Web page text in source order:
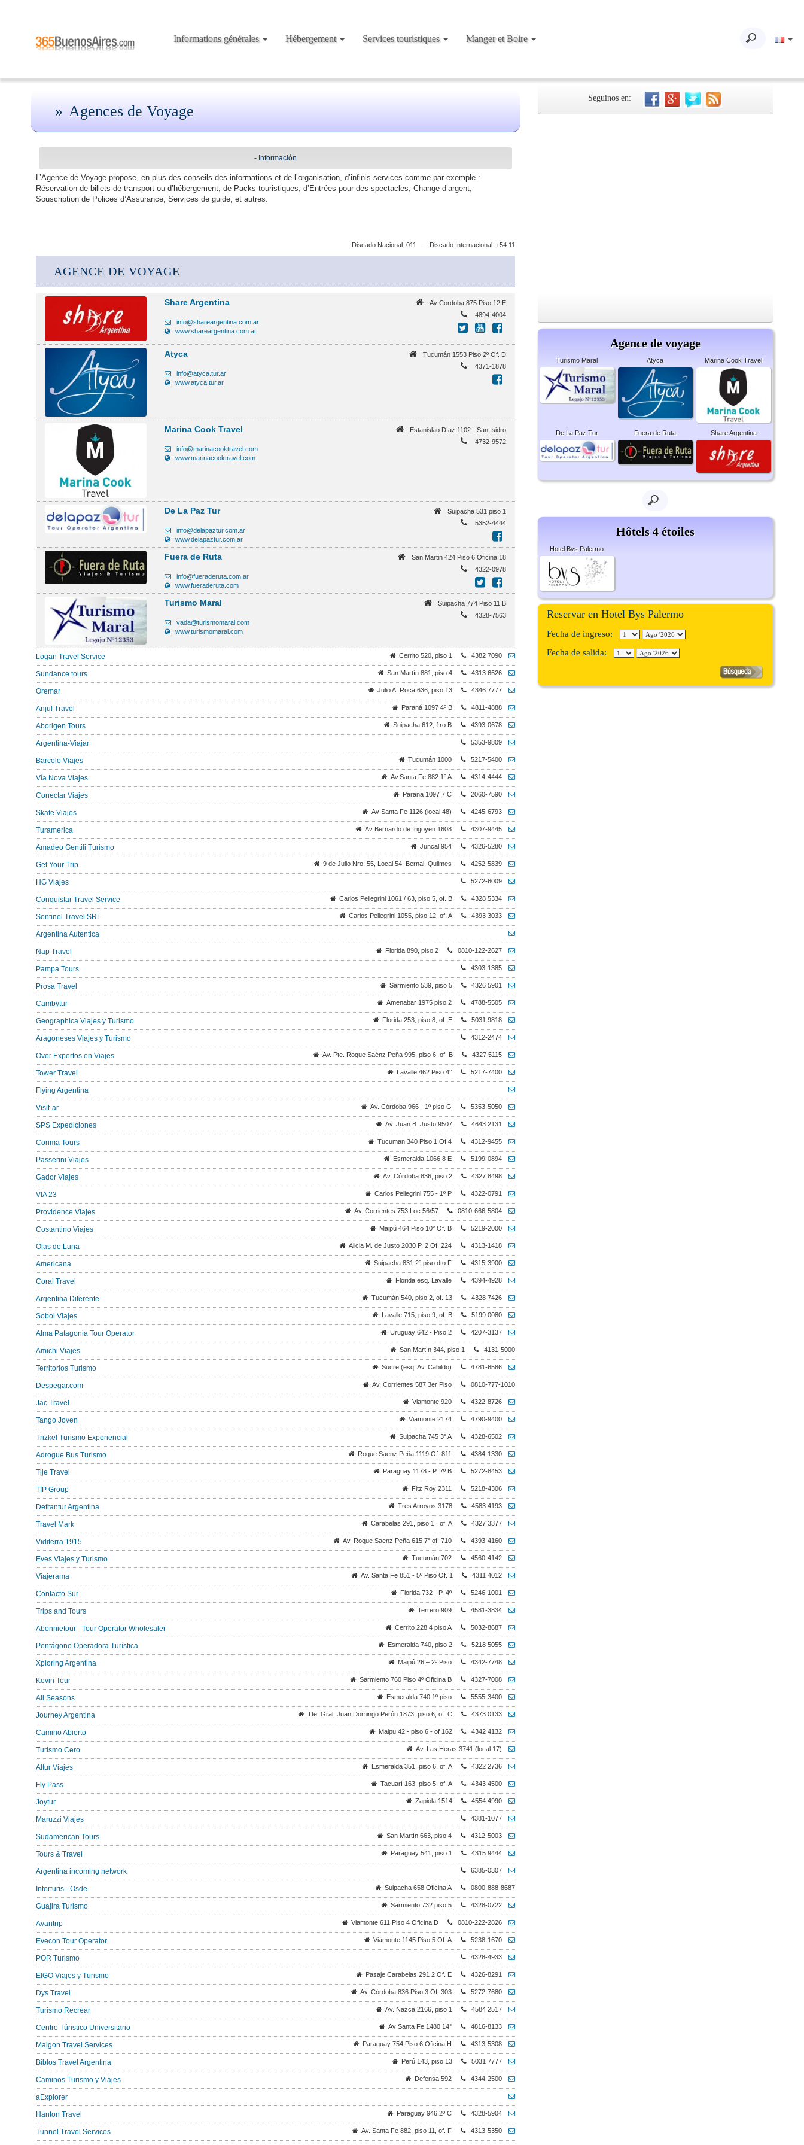
Informations générales Hébergement Services touristiques Manger et Boire
Agences de Voyage
- Información
L’Agence de Voyage propose, en plus des conseils des informations et de l’organisation, d’infinis services comme par exemple :
Réservation de billets de transport ou d’hébergement, de Packs touristiques, d’Entrées pour des spectacles, Change d’argent,
Souscription de Polices d’Assurance, Services de guide, et autres.
Discado Nacional: 011 - Discado Internacional: +54 11
AGENCE DE VOYAGE
Share Argentina
info@shareargentina.com.ar
www.shareargentina.com.ar
Av Cordoba 875 Piso 12 E
4894-4004
Atyca
info@atyca.tur.ar
www.atyca.tur.ar
Tucumán 1553 Piso 2º Of. D
4371-1878
Marina Cook Travel
info@marinacooktravel.com
www.marinacooktravel.com
Estanislao Díaz 1102 - San Isidro
4732-9572
De La Paz Tur
info@delapaztur.com.ar
www.delapaztur.com.ar
Suipacha 531 piso 1
5352-4444
Fuera de Ruta
info@fueraderuta.com.ar
www.fueraderuta.com
San Martin 424 Piso 6 Oficina 18
4322-0978
Turismo Maral
vada@turismomaral.com
www.turismomaral.com
Suipacha 774 Piso 11 B
4328-7563
Logan Travel Service Cerrito 520, piso 1 4382 7090
Sundance tours San Martín 881, piso 4 4313 6626
Oremar Julio A. Roca 636, piso 13 4346 7777
Anjul Travel Paraná 1097 4º B 4811-4888
Aborigen Tours Suipacha 612, 1ro B 4393-0678
Argentina-Viajar 5353-9809
Barcelo Viajes Tucumán 1000 5217-5400
Vía Nova Viajes Av.Santa Fe 882 1º A 4314-4444
Conectar Viajes Parana 1097 7 C 2060-7590
Skate Viajes Av Santa Fe 1126 (local 48) 4245-6793
Turamerica Av Bernardo de Irigoyen 1608 4307-9445
Amadeo Gentili Turismo Juncal 954 4326-5280
Get Your Trip 9 de Julio Nro. 55, Local 54, Bernal, Quilmes 4252-5839
HG Viajes 5272-6009
Conquistar Travel Service Carlos Pellegrini 1061 / 63, piso 5, of. B 4328 5334
Sentinel Travel SRL Carlos Pellegrini 1055, piso 12, of. A 4393 3033
Argentina Autentica
Nap Travel Florida 890, piso 2 0810-122-2627
Pampa Tours 4303-1385
Prosa Travel Sarmiento 539, piso 5 4326 5901
Cambytur Amenabar 1975 piso 2 4788-5505
Geographica Viajes y Turismo Florida 253, piso 8, of. E 5031 9818
Aragoneses Viajes y Turismo 4312-2474
Over Expertos en Viajes Av. Pte. Roque Saénz Peña 995, piso 6, of. B 4327 5115
Tower Travel Lavalle 462 Piso 4° 5217-7400
Flying Argentina
Visit-ar Av. Córdoba 966 - 1º piso G 5353-5050
SPS Expediciones Av. Juan B. Justo 9507 4643 2131
Corima Tours Tucuman 340 Piso 1 Of 4 4312-9455
Passerini Viajes Esmeralda 1066 8 E 5199-0894
Gador Viajes Av. Córdoba 836, piso 2 4327 8498
VIA 23 Carlos Pellegrini 755 - 1º P 4322-0791
Providence Viajes Av. Corrientes 753 Loc.56/57 0810-666-5804
Costantino Viajes Maipú 464 Piso 10° Of. B 5219-2000
Olas de Luna Alicia M. de Justo 2030 P. 2 Of. 224 4313-1418
Americana Suipacha 831 2º piso dto F 4315-3900
Coral Travel Florida esq. Lavalle 4394-4928
Argentina Diferente Tucumán 540, piso 2, of. 13 4328 7426
Sobol Viajes Lavalle 715, piso 9, of. B 5199 0080
Alma Patagonia Tour Operator Uruguay 642 - Piso 2 4207-3137
Amichi Viajes San Martín 344, piso 1 4131-5000
Territorios Turismo Sucre (esq. Av. Cabildo) 4781-6586
Despegar.com Av. Corrientes 587 3er Piso 0810-777-1010
Jac Travel Viamonte 920 4322-8726
Tango Joven Viamonte 2174 4790-9400
Trizkel Turismo Experiencial Suipacha 745 3° A 4328-6502
Adrogue Bus Turismo Roque Saenz Peña 1119 Of. 811 4384-1330
Tije Travel Paraguay 1178 - P. 7º B 5272-8453
TIP Group Fitz Roy 2311 5218-4306
Defrantur Argentina Tres Arroyos 3178 4583 4193
Travel Mark Carabelas 291, piso 1 , of. A 4327 3377
Viditerra 1915 Av. Roque Saenz Peña 615 7° of. 710 4393-4160
Eves Viajes y Turismo Tucumán 702 4560-4142
Viajerama Av. Santa Fe 851 - 5º Piso Of. 1 4311 4012
Contacto Sur Florida 732 - P. 4º 5246-1001
Trips and Tours Terrero 909 4581-3834
Abonnietour - Tour Operator Wholesaler Cerrito 228 4 piso A 5032-8687
Pentágono Operadora Turística Esmeralda 740, piso 2 5218 5055
Xploring Argentina Maipú 26 – 2º Piso 4342-7748
Kevin Tour Sarmiento 760 Piso 4º Oficina B 4327-7008
All Seasons Esmeralda 740 1º piso 5555-3400
Journey Argentina Tte. Gral. Juan Domingo Perón 1873, piso 6, of. C 4373 0133
Camino Abierto Maipu 42 - piso 6 - of 162 4342 4132
Turismo Cero Av. Las Heras 3741 (local 17)
Altur Viajes Esmeralda 351, piso 6, of. A 4322 2736
Fly Pass Tacuarí 163, piso 5, of. A 4343 4500
Joytur Zapiola 1514 4554 4990
Maruzzi Viajes 4381-1077
Sudamerican Tours San Martín 663, piso 4 4312-5003
Tours & Travel Paraguay 541, piso 1 4315 9444
Argentina incoming network 6385-0307
Interturis - Osde Suipacha 658 Oficina A 0800-888-8687
Guajira Turismo Sarmiento 732 piso 5 4328-0722
Avantrip Viamonte 611 Piso 4 Oficina D 0810-222-2826
Evecon Tour Operator Viamonte 1145 Piso 5 Of. A 5238-1670
POR Turismo 4328-4933
EIGO Viajes y Turismo Pasaje Carabelas 291 2 Of. E 4326-8291
Dys Travel Av. Córdoba 836 Piso 3 Of. 303 5272-7680
Turismo Recrear Av. Nazca 2166, piso 1 4584 2517
Centro Túristico Universitario Av Santa Fe 1480 14° 4816-8133
Maigon Travel Services Paraguay 754 Piso 6 Oficina H 4313-5308
Biblos Travel Argentina Perú 143, piso 13 5031 7777
Caminos Turismo y Viajes Defensa 592 4344-2500
aExplorer
Hanton Travel Paraguay 946 2º C 4328-5904
Tunnel Travel Services Av. Santa Fe 882, piso 11, of. F 4313-5350
Seguinos en:
Agence de voyage
Turismo Maral Atyca Marina Cook Travel
De La Paz Tur Fuera de Ruta Share Argentina
Hôtels 4 étoiles
Hotel Bys Palermo
Reservar en Hotel Bys Palermo
Fecha de ingreso:
Fecha de salida: